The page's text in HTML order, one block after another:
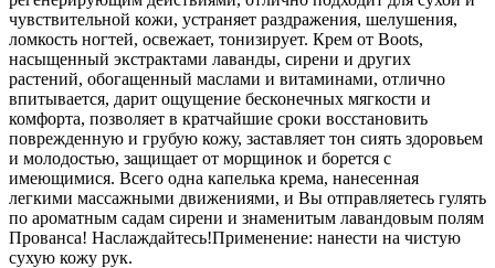
чувствительной кожи, устраняет раздражения, шелушения,
ломкость ногтей, освежает, тонизирует. Крем от Boots,
насыщенный экстрактами лаванды, сирени и других
растений, обогащенный маслами и витаминами, отлично
впитывается, дарит ощущение бесконечных мягкости и
комфорта, позволяет в кратчайшие сроки восстановить
поврежденную и грубую кожу, заставляет тон сиять здоровьем
и молодостью, защищает от морщинок и борется с
имеющимися. Всего одна капелька крема, нанесенная
легкими массажными движениями, и Вы отправляетесь гулять
по ароматным садам сирени и знаменитым лавандовым полям
Прованса! Наслаждайтесь!Применение: нанести на чистую
сухую кожу рук.